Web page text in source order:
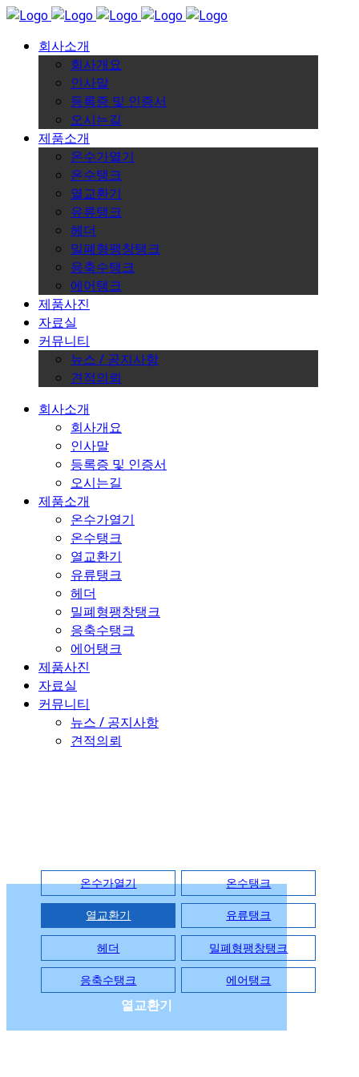
회사소개
회사개요
인사말
등록증 및 인증서
오시는길
제품소개
온수가열기
온수탱크
열교환기
유류탱크
헤더
밀폐형팽창탱크
응축수탱크
에어탱크
제품사진
자료실
커뮤니티
뉴스 / 공지사항
견적의뢰
회사소개
회사개요
인사말
등록증 및 인증서
오시는길
제품소개
온수가열기
온수탱크
열교환기
유류탱크
헤더
밀폐형팽창탱크
응축수탱크
에어탱크
제품사진
자료실
커뮤니티
뉴스 / 공지사항
견적의뢰
온수가열기 온수탱크
열교환기 유류탱크
헤더 밀폐형팽창탱크
응축수탱크 에어탱크
열교환기